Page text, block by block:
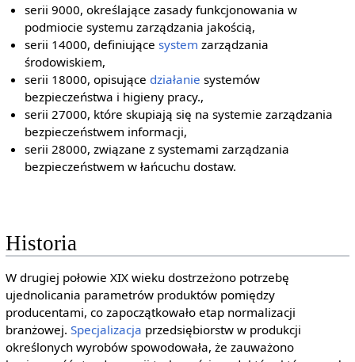
serii 9000, określające zasady funkcjonowania w
podmiocie systemu zarządzania jakością,
serii 14000, definiującesystem zarządzania
środowiskiem,
serii 18000, opisujące działanie systemów
bezpieczeństwa i higieny pracy.,
serii 27000, które skupiają się na systemie zarządzania
bezpieczeństwem informacji,
serii 28000, związane z systemami zarządzania
bezpieczeństwem w łańcuchu dostaw.
Historia
W drugiej połowie XIX wieku dostrzeżono potrzebę
ujednolicania parametrów produktów pomiędzy
producentami, co zapoczątkowało etap normalizacji
branżowej. Specjalizacja przedsiębiorstw w produkcji
określonych wyrobów spowodowała, że zauważono